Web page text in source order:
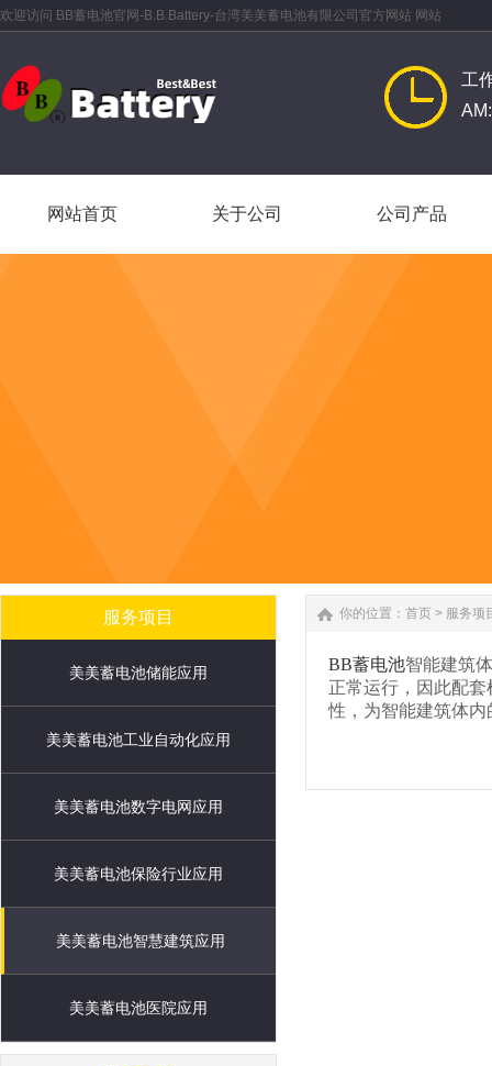
欢迎访问 BB蓄电池官网-B.B.Battery-台湾美美蓄电池有限公司官方网站 网站
工
网站首页 关于公司 公司产品
服务项目
美美蓄电池储能应用
美美蓄电池工业自动化应用
美美蓄电池数字电网应用
美美蓄电池保险行业应用
美美蓄电池智慧建筑应用
美美蓄电池医院应用
你的位置： 首页 > 服务项
BB蓄电池智能建筑
正常运行，因此配
性，为智能建筑体